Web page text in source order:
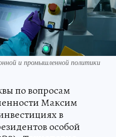
и промышленной политики
по вопросам
Максим
в
особой